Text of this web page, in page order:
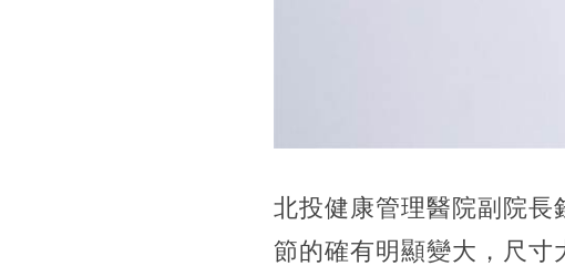
北投健康管理醫院副院長
節的確有明顯變大，尺